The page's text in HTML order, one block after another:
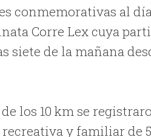
conmemorativas al
Corre Lex cuya
siete de la mañana
los 10 km se
y familiar de